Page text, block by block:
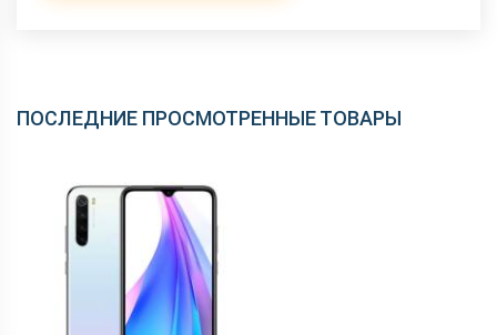
ПОСЛЕДНИЕ ПРОСМОТРЕННЫЕ ТОВАРЫ